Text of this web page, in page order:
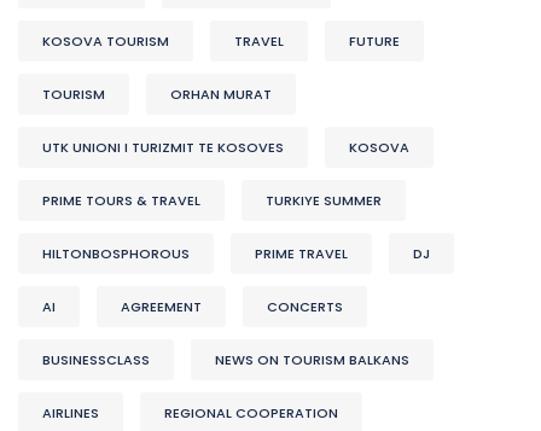
KOSOVA TOURISM TRAVEL FUTURE
TOURISM ORHAN MURAT
UTK UNIONI I TURIZMIT TE KOSOVES KOSOVA
PRIME TOURS & TRAVEL TURKIYE SUMMER
HILTONBOSPHOROUS PRIME TRAVEL DJ
AI AGREEMENT CONCERTS
BUSINESSCLASS NEWS ON TOURISM BALKANS
AIRLINES REGIONAL COOPERATION